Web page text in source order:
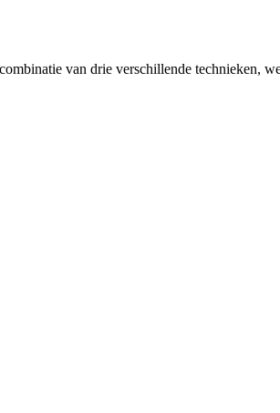
van drie verschillende technieken,